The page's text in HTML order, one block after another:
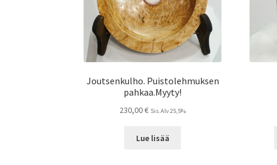
Joutsenkulho. Puistolehmuksen
pahkaa.Myyty!
230,00€ Sis.Alv 25,5%
Lue lisää